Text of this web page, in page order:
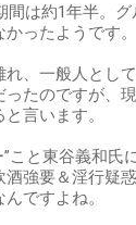
間は約1年半。
ったようです。
、一般人とし
たのですが、
言います。
こと東谷義和氏
強要＆淫行疑
ですよね。